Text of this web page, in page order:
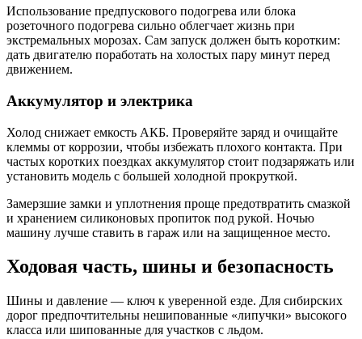
Использование предпускового подогрева или блока
розеточного подогрева сильно облегчает жизнь при
экстремальных морозах. Сам запуск должен быть коротким:
дать двигателю поработать на холостых пару минут перед
движением.
Аккумулятор и электрика
Холод снижает емкость АКБ. Проверяйте заряд и очищайте
клеммы от коррозии, чтобы избежать плохого контакта. При
частых коротких поездках аккумулятор стоит подзаряжать или
установить модель с большей холодной прокруткой.
Замерзшие замки и уплотнения проще предотвратить смазкой
и хранением силиконовых пропиток под рукой. Ночью
машину лучше ставить в гараж или на защищенное место.
Ходовая часть, шины и безопасность
Шины и давление — ключ к уверенной езде. Для сибирских
дорог предпочтительны нешипованные «липучки» высокого
класса или шипованные для участков с льдом.